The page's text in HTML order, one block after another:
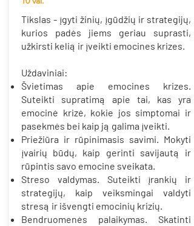
Tikslas - įgyti žinių, įgūdžių ir strategijų,
kurios padės jiems geriau suprasti,
užkirsti kelią ir įveikti emocines krizes.
Uždaviniai:
Švietimas apie emocines krizes.
Suteikti supratimą apie tai, kas yra
emocinė krizė, kokie jos simptomai ir
pasekmės bei kaip ją galima įveikti.
Priežiūra ir rūpinimasis savimi. Mokyti
įvairių būdų, kaip gerinti savijautą ir
rūpintis savo emocine sveikata.
Streso valdymas. Suteikti įrankių ir
strategijų, kaip veiksmingai valdyti
stresą ir išvengti emocinių krizių.
Bendruomenės palaikymas. Skatinti